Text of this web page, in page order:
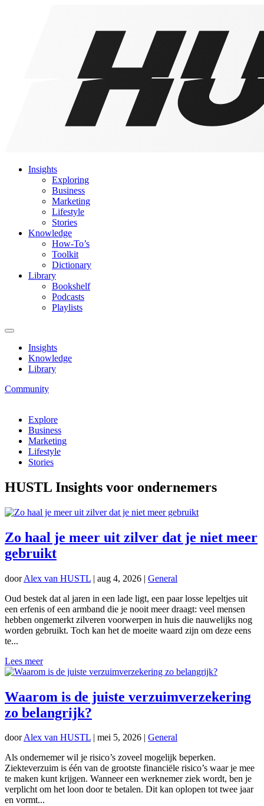
Insights
Exploring
Business
Marketing
Lifestyle
Stories
Knowledge
How-To’s
Toolkit
Dictionary
Library
Bookshelf
Podcasts
Playlists
Insights
Knowledge
Library
Community
Explore
Business
Marketing
Lifestyle
Stories
HUSTL Insights voor ondernemers
Zo haal je meer uit zilver dat je niet meer
gebruikt
doorAlex van HUSTL | aug 4, 2026 | General
Oud bestek dat al jaren in een lade ligt, een paar losse lepeltjes uit
een erfenis of een armband die je nooit meer draagt: veel mensen
hebben ongemerkt zilveren voorwerpen in huis die nauwelijks nog
worden gebruikt. Toch kan het de moeite waard zijn om deze eens
te...
Lees meer
Waarom is de juiste verzuimverzekering
zo belangrijk?
doorAlex van HUSTL | mei 5, 2026 | General
Als ondernemer wil je risico’s zoveel mogelijk beperken.
Ziekteverzuim is één van de grootste financiële risico’s waar je mee
te maken kunt krijgen. Wanneer een werknemer ziek wordt, ben je
verplicht om het loon door te betalen. Dit kan oplopen tot twee jaar
en vormt...